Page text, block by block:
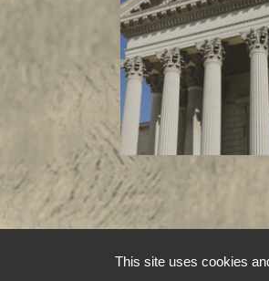
This site uses cookies